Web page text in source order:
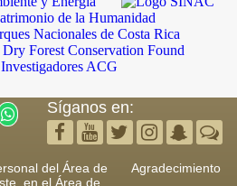
Síganos en:
del Área de
en el Área de
Agradecimiento